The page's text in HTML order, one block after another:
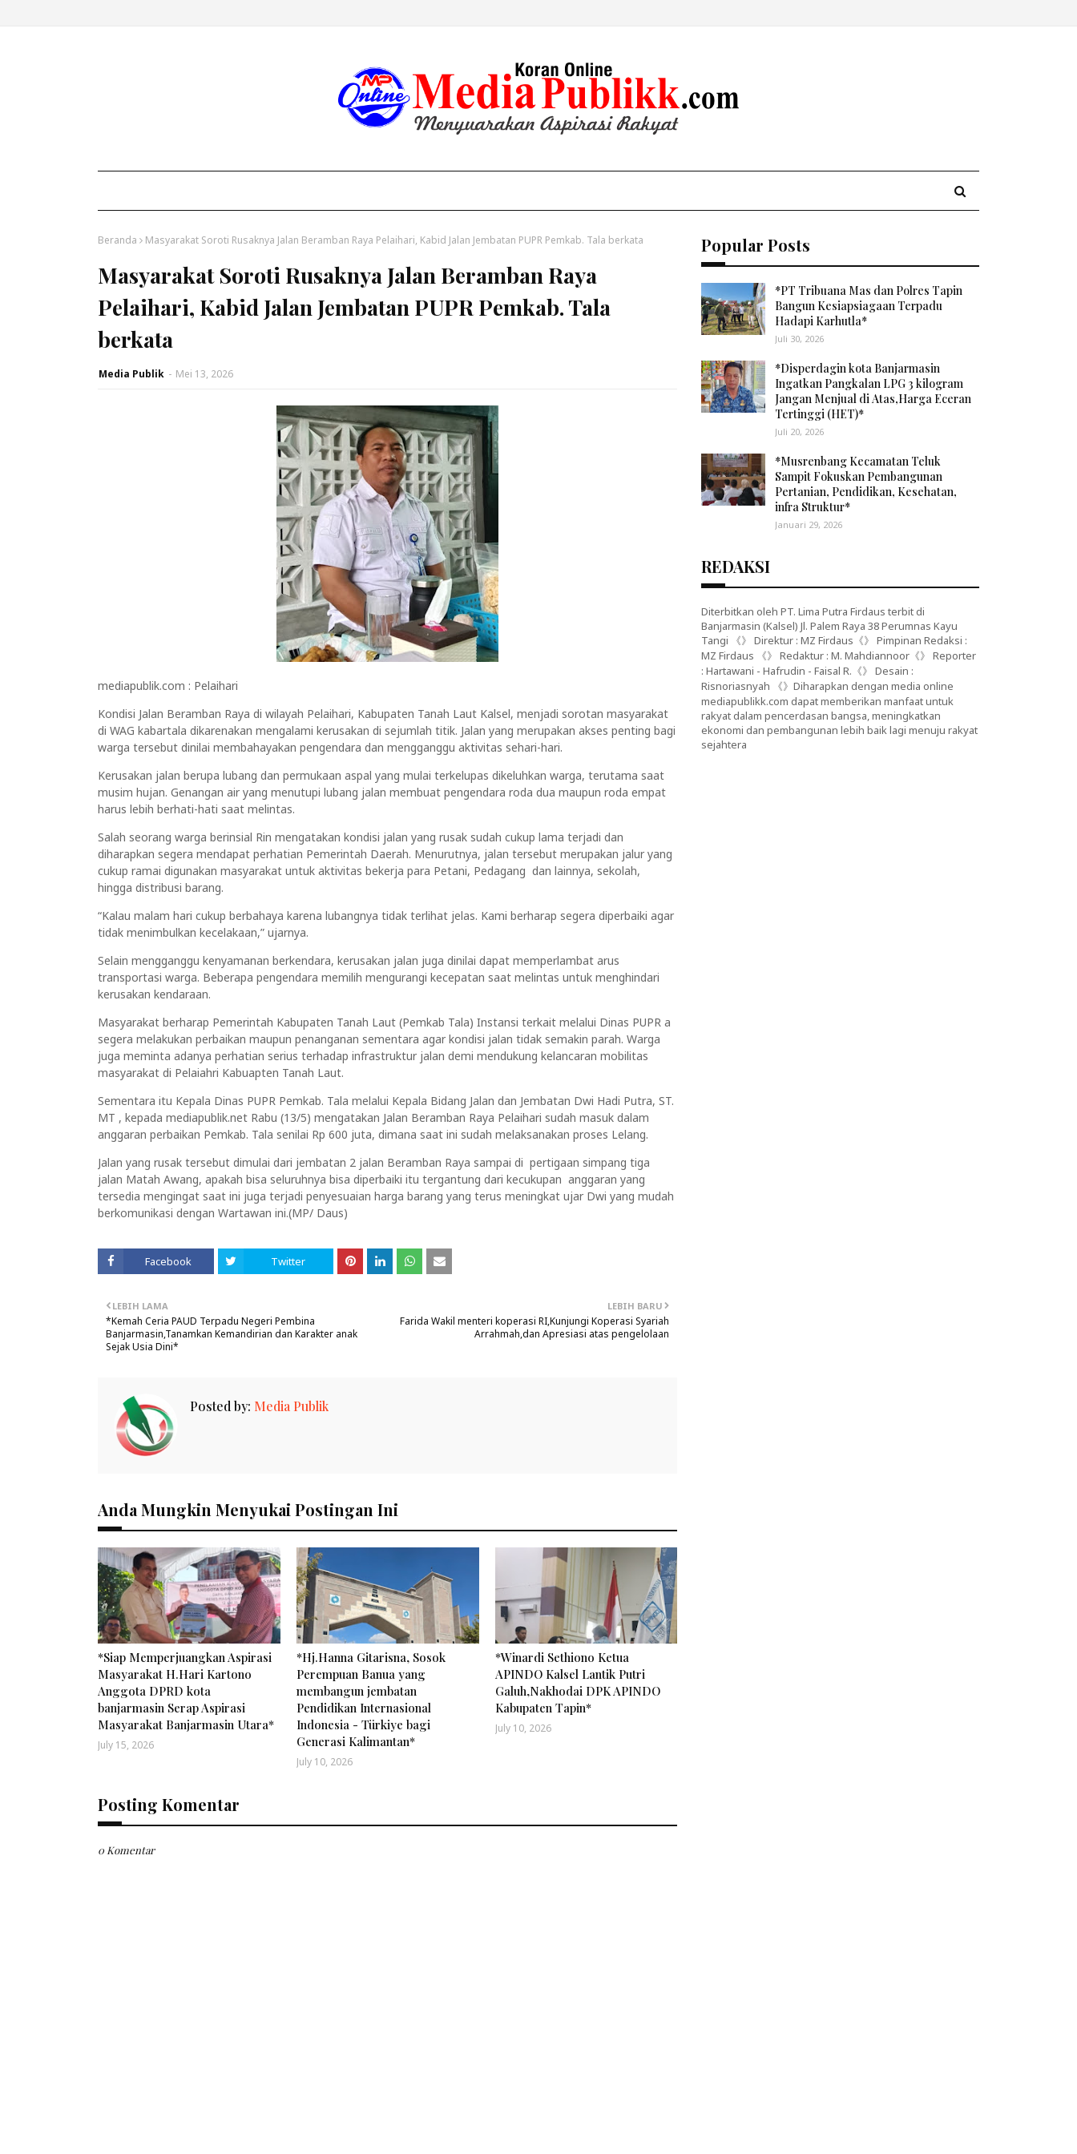
Beranda Masyarakat Soroti Rusaknya Jalan Beramban Raya Pelaihari, Kabid Jalan Jembatan PUPR Pemkab. Tala berkata
Masyarakat Soroti Rusaknya Jalan Beramban Raya
Pelaihari, Kabid Jalan Jembatan PUPR Pemkab. Tala
berkata
Media Publik - Mei 13, 2026
mediapublik.com : Pelaihari
Kondisi Jalan Beramban Raya di wilayah Pelaihari, Kabupaten Tanah Laut Kalsel, menjadi sorotan masyarakat
di WAG kabartala dikarenakan mengalami kerusakan di sejumlah titik. Jalan yang merupakan akses penting bagi
warga tersebut dinilai membahayakan pengendara dan mengganggu aktivitas sehari-hari.
Kerusakan jalan berupa lubang dan permukaan aspal yang mulai terkelupas dikeluhkan warga, terutama saat
musim hujan. Genangan air yang menutupi lubang jalan membuat pengendara roda dua maupun roda empat
harus lebih berhati-hati saat melintas.
Salah seorang warga berinsial Rin mengatakan kondisi jalan yang rusak sudah cukup lama terjadi dan
diharapkan segera mendapat perhatian Pemerintah Daerah. Menurutnya, jalan tersebut merupakan jalur yang
cukup ramai digunakan masyarakat untuk aktivitas bekerja para Petani, Pedagang dan lainnya, sekolah,
hingga distribusi barang.
“Kalau malam hari cukup berbahaya karena lubangnya tidak terlihat jelas. Kami berharap segera diperbaiki agar
tidak menimbulkan kecelakaan,” ujarnya.
Selain mengganggu kenyamanan berkendara, kerusakan jalan juga dinilai dapat memperlambat arus
transportasi warga. Beberapa pengendara memilih mengurangi kecepatan saat melintas untuk menghindari
kerusakan kendaraan.
Masyarakat berharap Pemerintah Kabupaten Tanah Laut (Pemkab Tala) Instansi terkait melalui Dinas PUPR a
segera melakukan perbaikan maupun penanganan sementara agar kondisi jalan tidak semakin parah. Warga
juga meminta adanya perhatian serius terhadap infrastruktur jalan demi mendukung kelancaran mobilitas
masyarakat di Pelaiahri Kabuapten Tanah Laut.
Sementara itu Kepala Dinas PUPR Pemkab. Tala melalui Kepala Bidang Jalan dan Jembatan Dwi Hadi Putra, ST.
MT , kepada mediapublik.net Rabu (13/5) mengatakan Jalan Beramban Raya Pelaihari sudah masuk dalam
anggaran perbaikan Pemkab. Tala senilai Rp 600 juta, dimana saat ini sudah melaksanakan proses Lelang.
Jalan yang rusak tersebut dimulai dari jembatan 2 jalan Beramban Raya sampai di pertigaan simpang tiga
jalan Matah Awang, apakah bisa seluruhnya bisa diperbaiki itu tergantung dari kecukupan anggaran yang
tersedia mengingat saat ini juga terjadi penyesuaian harga barang yang terus meningkat ujar Dwi yang mudah
berkomunikasi dengan Wartawan ini.(MP/ Daus)
Facebook Twitter
LEBIH BARU
Farida Wakil menteri koperasi RI,Kunjungi Koperasi Syariah
Arrahmah,dan Apresiasi atas pengelolaan
LEBIH LAMA
*Kemah Ceria PAUD Terpadu Negeri Pembina
Banjarmasin,Tanamkan Kemandirian dan Karakter anak
Sejak Usia Dini*
Posted by: Media Publik
Anda Mungkin Menyukai Postingan Ini
*Siap Memperjuangkan Aspirasi
Masyarakat H.Hari Kartono
Anggota DPRD kota
banjarmasin Serap Aspirasi
Masyarakat Banjarmasin Utara*
July 15, 2026
*Hj.Hanna Gitarisna, Sosok
Perempuan Banua yang
membangun jembatan
Pendidikan Internasional
Indonesia - Türkiye bagi
Generasi Kalimantan*
July 10, 2026
*Winardi Sethiono Ketua
APINDO Kalsel Lantik Putri
Galuh,Nakhodai DPK APINDO
Kabupaten Tapin*
July 10, 2026
Posting Komentar
0 Komentar
Popular Posts
*PT Tribuana Mas dan Polres Tapin
Bangun Kesiapsiagaan Terpadu
Hadapi Karhutla*
Juli 30, 2026
*Disperdagin kota Banjarmasin
Ingatkan Pangkalan LPG 3 kilogram
Jangan Menjual di Atas,Harga Eceran
Tertinggi (HET)*
Juli 20, 2026
*Musrenbang Kecamatan Teluk
Sampit Fokuskan Pembangunan
Pertanian, Pendidikan, Kesehatan,
infra Struktur*
Januari 29, 2026
REDAKSI
Diterbitkan oleh PT. Lima Putra Firdaus terbit di
Banjarmasin (Kalsel) Jl. Palem Raya 38 Perumnas Kayu
Tangi 《》 Direktur : MZ Firdaus《》 Pimpinan Redaksi :
MZ Firdaus 《》 Redaktur : M. Mahdiannoor《》 Reporter
: Hartawani - Hafrudin - Faisal R.《》 Desain :
Risnoriasnyah 《》Diharapkan dengan media online
mediapublikk.com dapat memberikan manfaat untuk
rakyat dalam pencerdasan bangsa, meningkatkan
ekonomi dan pembangunan lebih baik lagi menuju rakyat
sejahtera